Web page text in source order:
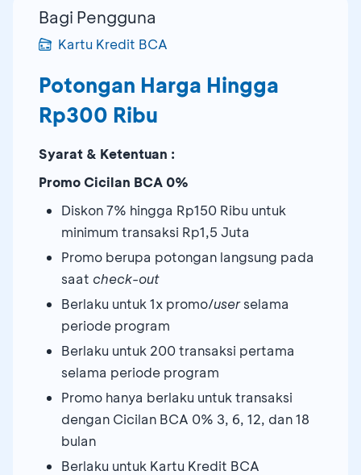
Bagi Pengguna
Kartu Kredit BCA
Potongan Harga Hingga
Rp300 Ribu
Syarat & Ketentuan :
Promo Cicilan BCA 0%
Diskon 7% hingga Rp150 Ribu untuk
minimum transaksi Rp1,5 Juta
Promo berupa potongan langsung pada
saat check-out
Berlaku untuk 1x promo/userselama
periode program
Berlaku untuk 200 transaksi pertama
selama periode program
Promo hanya berlaku untuk transaksi
dengan Cicilan BCA 0% 3, 6, 12, dan 18
bulan
Berlaku untuk Kartu Kredit BCA